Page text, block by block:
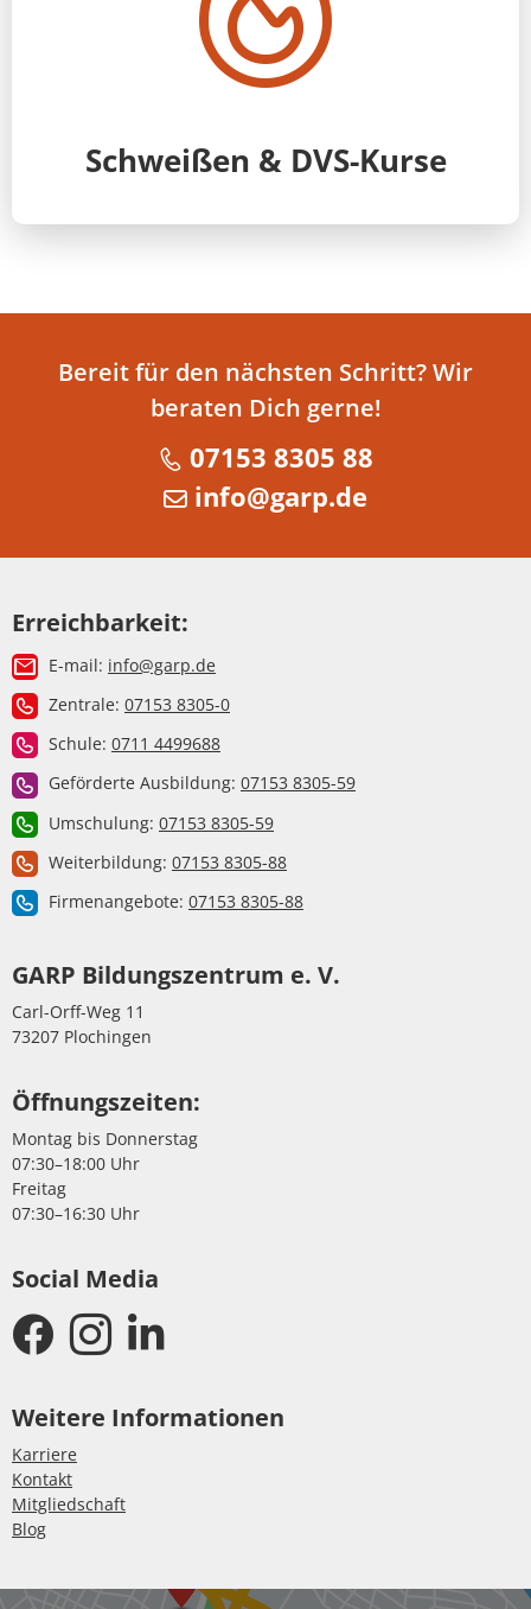
Schweißen & DVS-Kurse
Bereit für den nächsten Schritt? Wir
beraten Dich gerne!
07153 8305 88
info@garp.de
Erreichbarkeit:
E-mail: info@garp.de
Zentrale: 07153 8305-0
Schule: 0711 4499688
Geförderte Ausbildung: 07153 8305-59
Umschulung: 07153 8305-59
Weiterbildung: 07153 8305-88
Firmenangebote: 07153 8305-88
GARP Bildungszentrum e. V.
Carl-Orff-Weg 11
73207 Plochingen
Öffnungszeiten:
Montag bis Donnerstag
07:30–18:00 Uhr
Freitag
07:30–16:30 Uhr
Social Media
Weitere Informationen
Karriere
Kontakt
Mitgliedschaft
Blog